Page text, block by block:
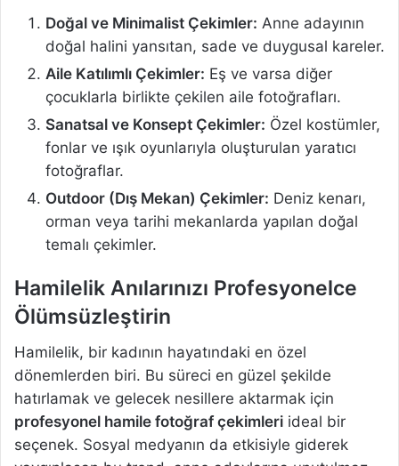
Doğal ve Minimalist Çekimler: Anne adayının
doğal halini yansıtan, sade ve duygusal kareler.
Aile Katılımlı Çekimler: Eş ve varsa diğer
çocuklarla birlikte çekilen aile fotoğrafları.
Sanatsal ve Konsept Çekimler: Özel kostümler,
fonlar ve ışık oyunlarıyla oluşturulan yaratıcı
fotoğraflar.
Outdoor (Dış Mekan) Çekimler: Deniz kenarı,
orman veya tarihi mekanlarda yapılan doğal
temalı çekimler.
Hamilelik Anılarınızı Profesyonelce
Ölümsüzleştirin
Hamilelik, bir kadının hayatındaki en özel
dönemlerden biri. Bu süreci en güzel şekilde
hatırlamak ve gelecek nesillere aktarmak için
profesyonel hamile fotoğraf çekimleri ideal bir
seçenek. Sosyal medyanın da etkisiyle giderek